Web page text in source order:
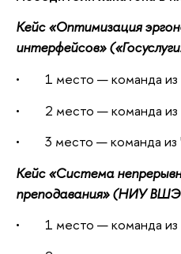
Кейс «Оптимизация
интерфейсов»
• 1 место — команда из
• 2 место — команда из
• 3 место — команда из
Кейс «Система
преподавания» (НИУ
• 1 место — команда из